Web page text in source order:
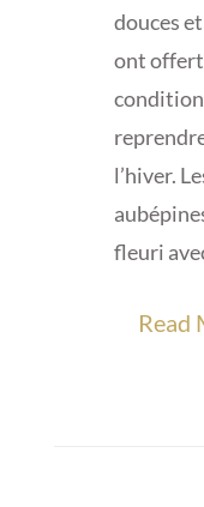
douces
ont offert
l’hiver.
fleuri
Read